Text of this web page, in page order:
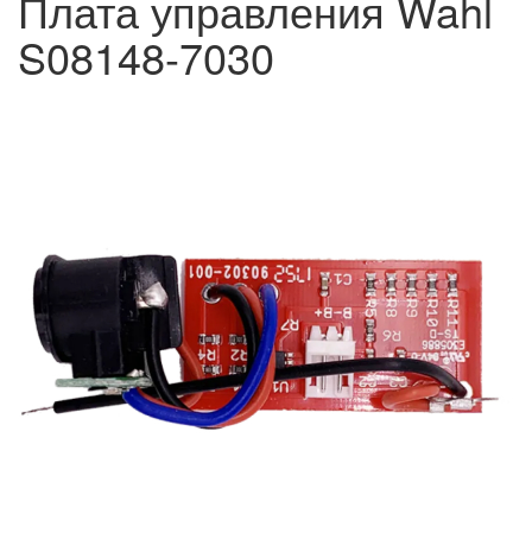
S08148-7030